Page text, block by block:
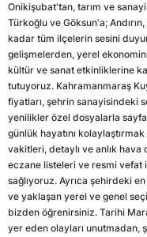
Onikişubat'tan, tarım ve
Türkoğlu ve Göksun'a;
kadar tüm ilçelerin sesini
gelişmelerden, yerel
kültür ve sanat etkinliklerine
tutuyoruz. Kahramanmaraş
fiyatları, şehrin sanayisindeki
yenilikler özel dosyalarla
günlük hayatını
vakitleri, detaylı ve anlık
eczane listeleri ve resmi vefat
sağlıyoruz. Ayrıca şehirdeki
ve yaklaşan yerel ve genel
bizden öğrenirsiniz. Tarihi
yer eden olayları unutmadan,